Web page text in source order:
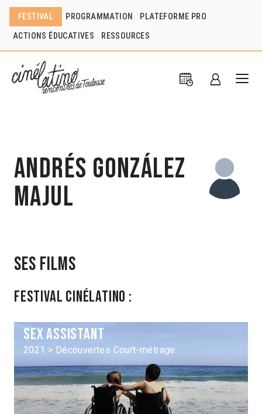
FESTIVAL PROGRAMMATION PLATEFORME PRO
ACTIONS ÉDUCATIVES RESSOURCES
Andrés González
Majul
Ses films
Festival Cinélatino :
Sex assistant
2021 > Découvertes Court-métrage